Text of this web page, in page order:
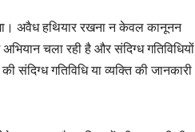
अवैध हथियार रखना न केवल कानूनन
चला रही है और संदिग्ध गतिविधियों
गतिविधि या व्यक्ति की जानकारी